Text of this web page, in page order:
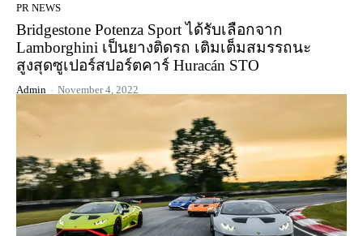
PR NEWS
Bridgestone Potenza Sport ได้รับเลือกจาก
Lamborghini เป็นยางติดรถ เติมเต็มสมรรถนะ
สูงสุดซูเปอร์สปอร์ตคาร์ Huracán STO
Admin - November 4, 2022